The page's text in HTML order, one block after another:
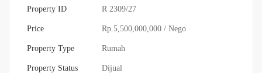
Property ID R 2309/27
Price Rp.5,500,000,000 / Nego
Property Type Rumah
Property Status Dijual